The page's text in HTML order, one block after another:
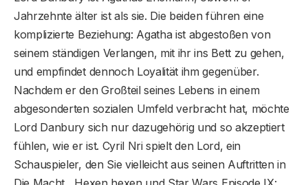
Jahrzehnte älter ist als sie. Die beiden führen eine
komplizierte Beziehung: Agatha ist abgestoßen von
seinem ständigen Verlangen, mit ihr ins Bett zu gehen,
und empfindet dennoch Loyalität ihm gegenüber.
Nachdem er den Großteil seines Lebens in einem
abgesonderten sozialen Umfeld verbracht hat, möchte
Lord Danbury sich nur dazugehörig und so akzeptiert
fühlen, wie er ist. Cyril Nri spielt den Lord, ein
Schauspieler, den Sie vielleicht aus seinen Auftritten in